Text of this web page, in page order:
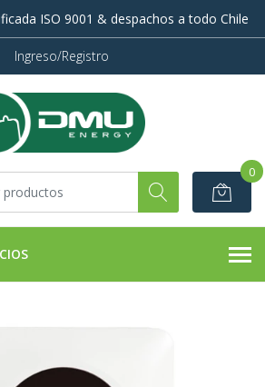
ISO 9001 & despachos a todo Chile
Ingreso/Registro
0